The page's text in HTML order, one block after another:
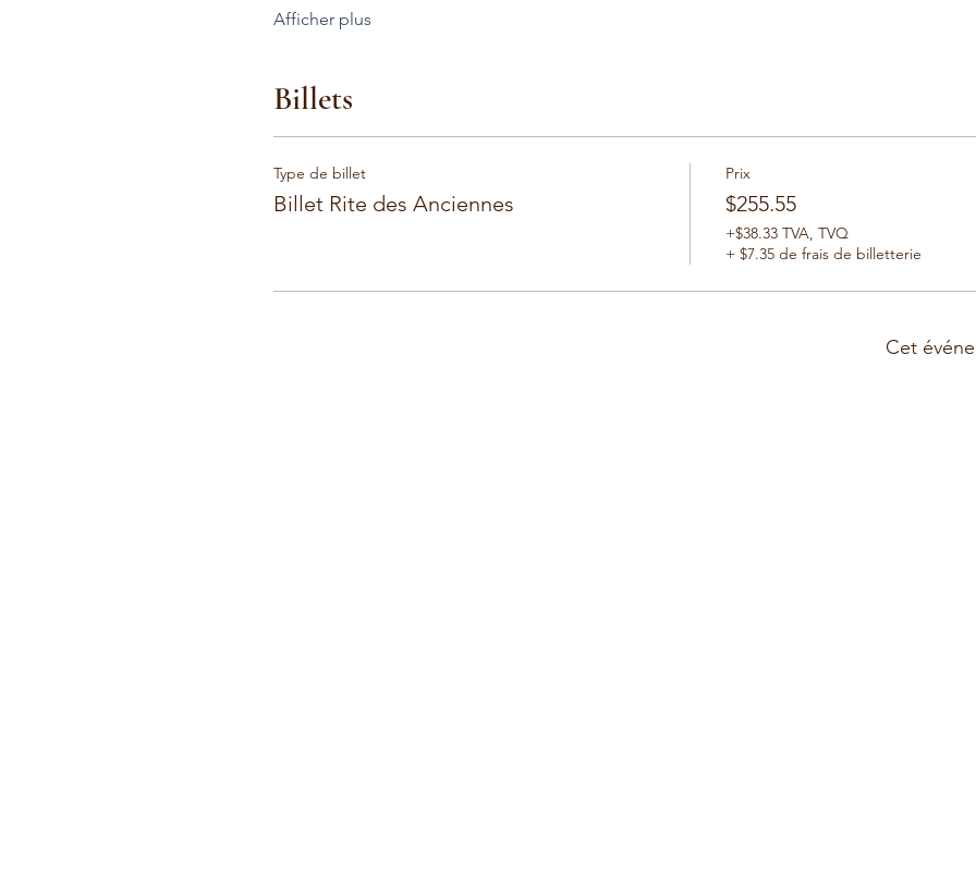
Afficher plus
Billets
Type de billet
Billet Rite des Anciennes
Prix
$255.55
+$38.33 TVA, TVQ
+ $7.35 de frais de billetterie
Cet